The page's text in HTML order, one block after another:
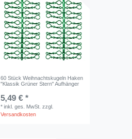
60 Stück Weihnachtskugeln Haken
"Klassik Grüner Stern" Aufhänger
5,49 € *
*inkl. ges. MwSt. zzgl.
Versandkosten